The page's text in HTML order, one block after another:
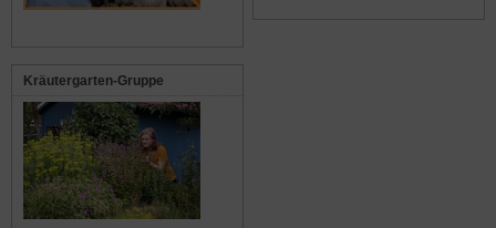
Kräutergarten-Gruppe